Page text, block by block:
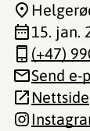
15. jan.
(+47)
Send e-
Nettside